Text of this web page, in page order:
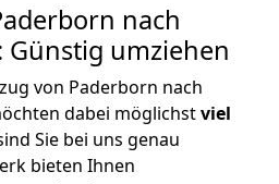
nach
Günstig umziehen
von Paderborn nach
dabei möglichstviel
Sie bei uns genau
bieten Ihnen